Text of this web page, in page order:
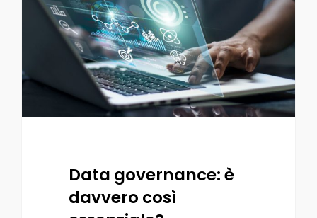
Data governance: è
davvero così